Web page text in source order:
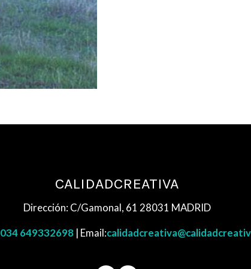
CALIDADCREATIVA
Dirección: C/Gamonal, 61 28031 MADRID
034 649332698 | Email: